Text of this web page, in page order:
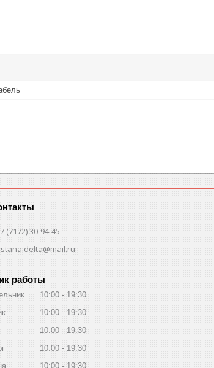
(7172) 30-94-45
работы
10:00
19:30
10:00
19:30
10:00
19:30
10:00
19:30
10:00
19:30